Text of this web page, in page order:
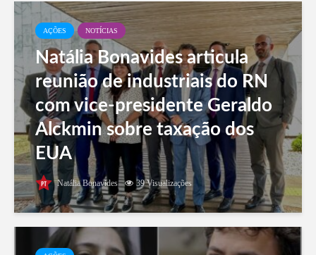
AÇÕES NOTÍCIAS
Natália Bonavides articula
reunião de industriais do RN
com vice-presidente Geraldo
Alckmin sobre taxação dos
EUA
Natália Bonavides 39 Visualizações